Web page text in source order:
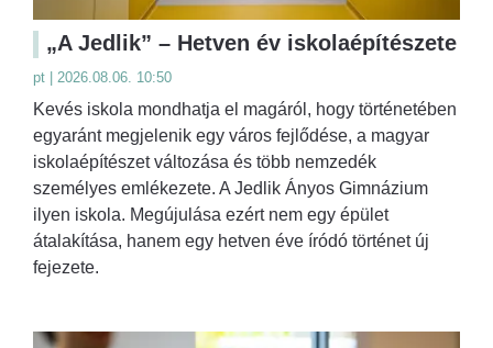
„A Jedlik” – Hetven év iskolaépítészete
pt | 2026.08.06. 10:50
Kevés iskola mondhatja el magáról, hogy történetében
egyaránt megjelenik egy város fejlődése, a magyar
iskolaépítészet változása és több nemzedék
személyes emlékezete. A Jedlik Ányos Gimnázium
ilyen iskola. Megújulása ezért nem egy épület
átalakítása, hanem egy hetven éve íródó történet új
fejezete.